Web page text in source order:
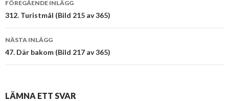
FÖREGÅENDE INLÄGG
312. Turistmål (Bild 215 av 365)
NÄSTA INLÄGG
47. Där bakom (Bild 217 av 365)
LÄMNA ETT SVAR